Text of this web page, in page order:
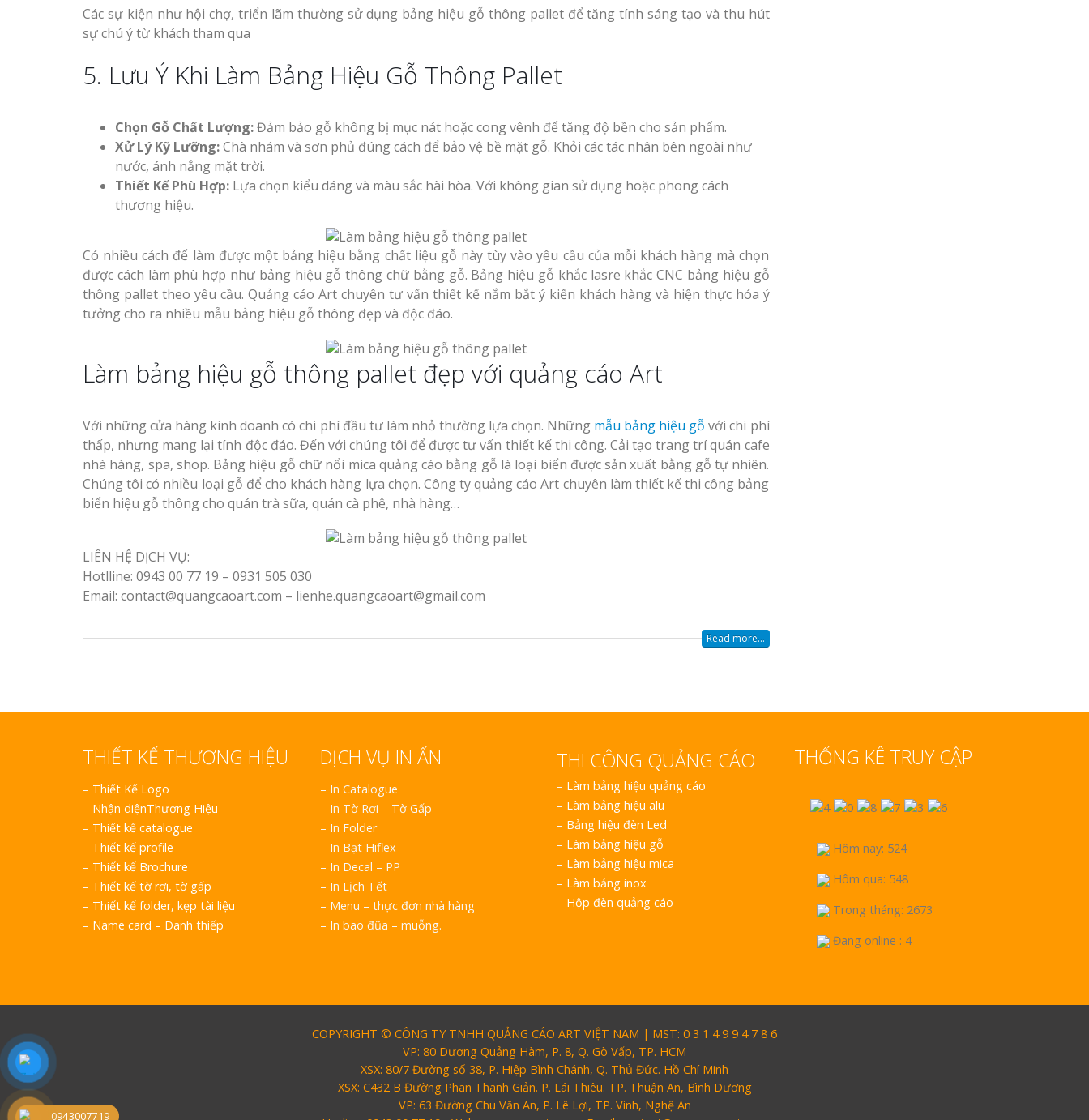
Các sự kiện như hội chợ, triển lãm thường sử dụng bảng hiệu gỗ thông pallet để tăng tính sáng tạo và thu hút
sự chú ý từ khách tham qua
5. Lưu Ý Khi Làm Bảng Hiệu Gỗ Thông Pallet
Chọn Gỗ Chất Lượng:Đảm bảo gỗ không bị mục nát hoặc cong vênh để tăng độ bền cho sản phẩm.
Xử Lý Kỹ Lưỡng:Chà nhám và sơn phủ đúng cách để bảo vệ bề mặt gỗ. Khỏi các tác nhân bên ngoài như
nước, ánh nắng mặt trời.
Thiết Kế Phù Hợp: Lựa chọn kiểu dáng và màu sắc hài hòa. Với không gian sử dụng hoặc phong cách
thương hiệu.
Có nhiều cách để làm được một bảng hiệu bằng chất liệu gỗ này tùy vào yêu cầu của mỗi khách hàng mà chọn
được cách làm phù hợp như bảng hiệu gỗ thông chữ bằng gỗ. Bảng hiệu gỗ khắc lasre khắc CNC bảng hiệu gỗ
thông pallet theo yêu cầu. Quảng cáo Art chuyên tư vấn thiết kế nắm bắt ý kiến khách hàng và hiện thực hóa ý
tưởng cho ra nhiều mẫu bảng hiệu gỗ thông đẹp và độc đáo.
Làm bảng hiệu gỗ thông pallet đẹp với quảng cáo Art
Với những cửa hàng kinh doanh có chi phí đầu tư làm nhỏ thường lựa chọn. Những mẫu bảng hiệu gỗ với chi phí
thấp, nhưng mang lại tính độc đáo. Đến với chúng tôi để được tư vấn thiết kế thi công. Cải tạo trang trí quán cafe
nhà hàng, spa, shop. Bảng hiệu gỗ chữ nổi mica quảng cáo bằng gỗ là loại biển được sản xuất bằng gỗ tự nhiên.
Chúng tôi có nhiều loại gỗ để cho khách hàng lựa chọn. Công ty quảng cáo Art chuyên làm thiết kế thi công bảng
biển hiệu gỗ thông cho quán trà sữa, quán cà phê, nhà hàng…
LIÊN HỆ DỊCH VỤ:
Hotlline: 0943 00 77 19 – 0931 505 030
Email: contact@quangcaoart.com – lienhe.quangcaoart@gmail.com
Read more...
THIẾT KẾ THƯƠNG HIỆU
– Thiết Kế Logo
– Nhận diệnThương Hiệu
– Thiết kế catalogue
– Thiết kế profile
– Thiết kế Brochure
– Thiết kế tờ rơi, tờ gấp
– Thiết kế folder, kẹp tài liệu
– Name card – Danh thiếp
DỊCH VỤ IN ẤN
– In Catalogue
– In Tờ Rơi – Tờ Gấp
– In Folder
– In Bạt Hiflex
– In Decal – PP
– In Lịch Tết
– Menu – thực đơn nhà hàng
– In bao đũa – muỗng.
THI CÔNG QUẢNG CÁO
– Làm bảng hiệu quảng cáo
– Làm bảng hiệu alu
– Bảng hiệu đèn Led
– Làm bảng hiệu gỗ
– Làm bảng hiệu mica
– Làm bảng inox
– Hộp đèn quảng cáo
THỐNG KÊ TRUY CẬP
Hôm nay: 524
Hôm qua: 548
Trong tháng: 2673
Đang online : 4
COPYRIGHT © CÔNG TY TNHH QUẢNG CÁO ART VIỆT NAM | MST: 0 3 1 4 9 9 4 7 8 6
VP: 80 Dương Quảng Hàm, P. 8, Q. Gò Vấp, TP. HCM
XSX: 80/7 Đường số 38, P. Hiệp Bình Chánh, Q. Thủ Đức. Hồ Chí Minh
XSX: C432 B Đường Phan Thanh Giản. P. Lái Thiêu. TP. Thuận An, Bình Dương
VP: 63 Đường Chu Văn An, P. Lê Lợi, TP. Vinh, Nghệ An
0943007719